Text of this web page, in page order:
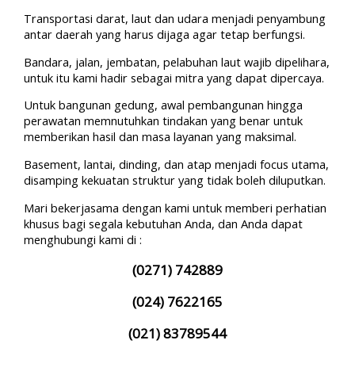
Transportasi darat, laut dan udara menjadi penyambung
antar daerah yang harus dijaga agar tetap berfungsi.
Bandara, jalan, jembatan, pelabuhan laut wajib dipelihara,
untuk itu kami hadir sebagai mitra yang dapat dipercaya.
Untuk bangunan gedung, awal pembangunan hingga
perawatan memnutuhkan tindakan yang benar untuk
memberikan hasil dan masa layanan yang maksimal.
Basement, lantai, dinding, dan atap menjadi focus utama,
disamping kekuatan struktur yang tidak boleh diluputkan.
Mari bekerjasama dengan kami untuk memberi perhatian
khusus bagi segala kebutuhan Anda, dan Anda dapat
menghubungi kami di :
(0271) 742889
(024) 7622165
(021) 83789544